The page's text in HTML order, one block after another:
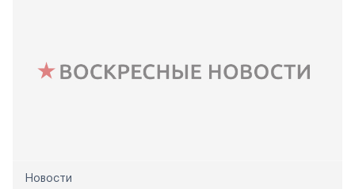
Новости